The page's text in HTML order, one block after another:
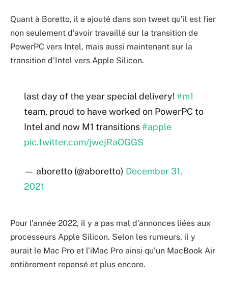
Quant à Boretto, il a ajouté dans son tweet qu’il est fier
non seulement d’avoir travaillé sur la transition de
PowerPC vers Intel, mais aussi maintenant sur la
transition d’Intel vers Apple Silicon.
last day of the year special delivery!#m1
team, proud to have worked on PowerPC to
Intel and now M1 transitions#apple
pic.twitter.com/jwejRaOGGS
— aboretto (@aboretto) December 31,
2021
Pour l’année 2022, il y a pas mal d’annonces liées aux
processeurs Apple Silicon. Selon les rumeurs, il y
aurait le Mac Pro et l’iMac Pro ainsi qu’un MacBook Air
entièrement repensé et plus encore.